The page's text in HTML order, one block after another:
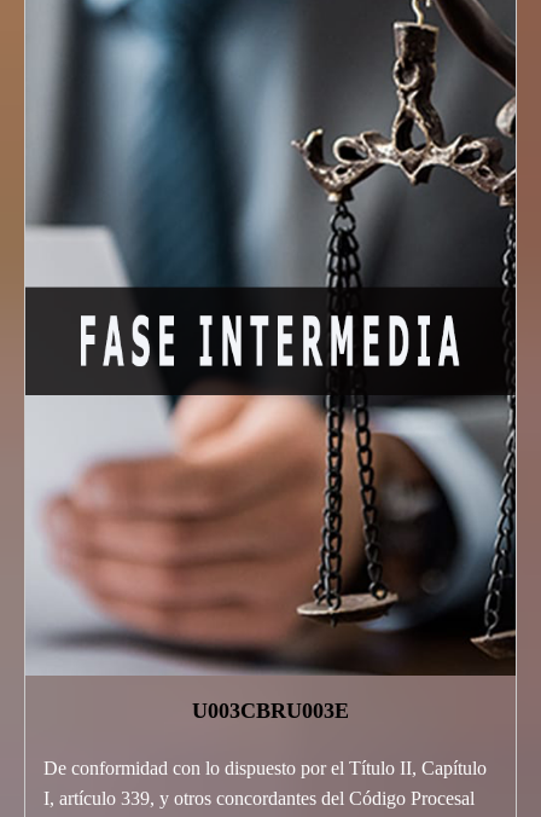
U003CBRU003E
De conformidad con lo dispuesto por el Título II, Capítulo
I, artículo 339, y otros concordantes del Código Procesal